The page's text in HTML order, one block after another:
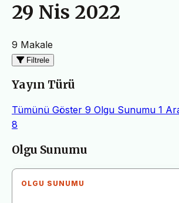
29 Nis 2022
9 Makale
Filtrele
Yayın Türü
Tümünü Göster 9 Olgu Sunumu 1
8
Makaleler
Olgu Sunumu
OLGU SUNUMU